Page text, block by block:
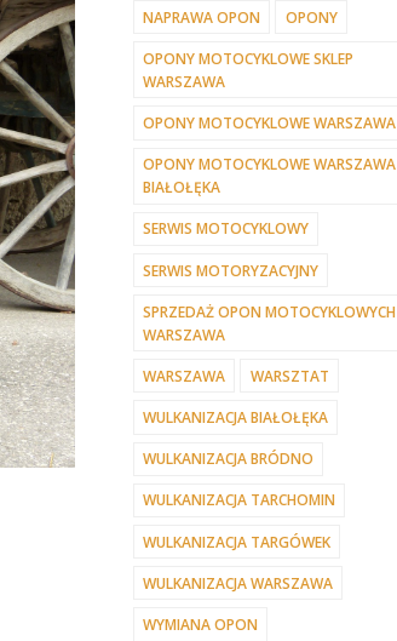
NAPRAWA OPON OPONY
OPONY MOTOCYKLOWE SKLEP
WARSZAWA
OPONY MOTOCYKLOWE WARSZAWA
OPONY MOTOCYKLOWE WARSZAWA
BIAŁOŁĘKA
SERWIS MOTOCYKLOWY
SERWIS MOTORYZACYJNY
SPRZEDAŻ OPON MOTOCYKLOWYCH
WARSZAWA
WARSZAWA WARSZTAT
WULKANIZACJA BIAŁOŁĘKA
WULKANIZACJA BRÓDNO
WULKANIZACJA TARCHOMIN
WULKANIZACJA TARGÓWEK
WULKANIZACJA WARSZAWA
WYMIANA OPON